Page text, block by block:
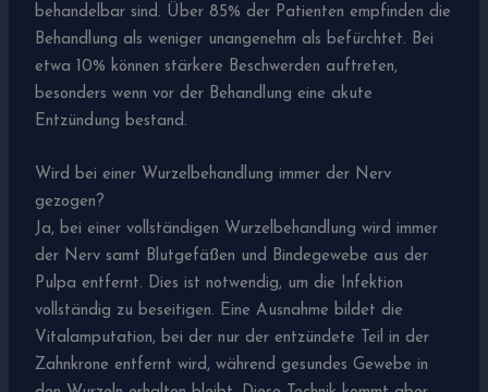
behandelbar sind. Über 85% der Patienten empfinden die
Behandlung als weniger unangenehm als befürchtet. Bei
etwa 10% können stärkere Beschwerden auftreten,
besonders wenn vor der Behandlung eine akute
Entzündung bestand.
Wird bei einer Wurzelbehandlung immer der Nerv
gezogen?
Ja, bei einer vollständigen Wurzelbehandlung wird immer
der Nerv samt Blutgefäßen und Bindegewebe aus der
Pulpa entfernt. Dies ist notwendig, um die Infektion
vollständig zu beseitigen. Eine Ausnahme bildet die
Vitalamputation, bei der nur der entzündete Teil in der
Zahnkrone entfernt wird, während gesundes Gewebe in